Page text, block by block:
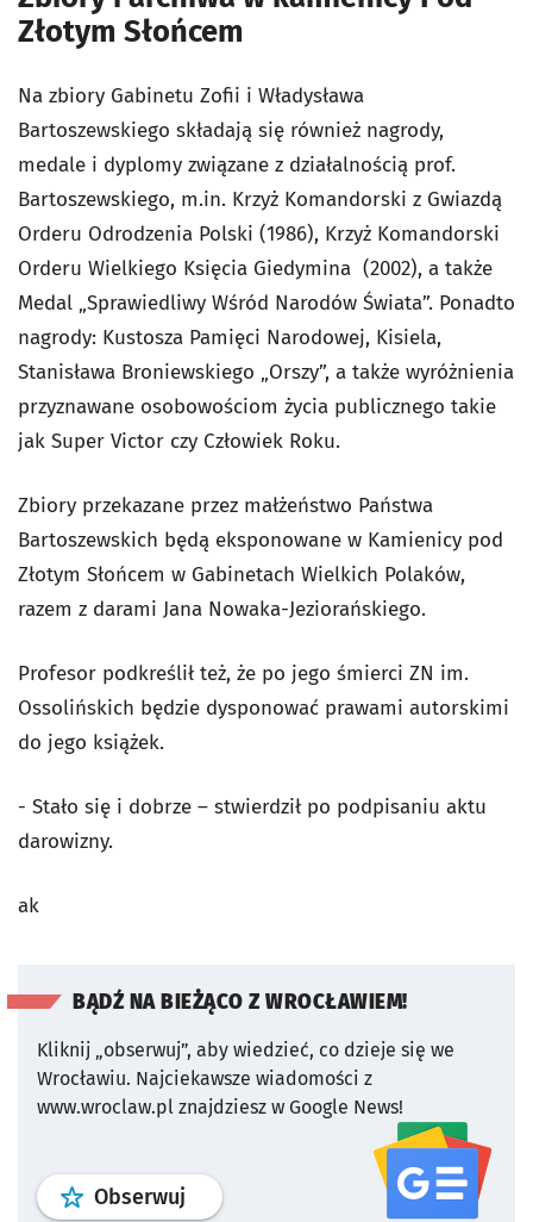
Złotym Słońcem
Na zbiory Gabinetu Zofii i Władysława
Bartoszewskiego składają się również nagrody,
medale i dyplomy związane z działalnością prof.
Bartoszewskiego, m.in. Krzyż Komandorski z Gwiazdą
Orderu Odrodzenia Polski (1986), Krzyż Komandorski
Orderu Wielkiego Księcia Giedymina (2002), a także
Medal „Sprawiedliwy Wśród Narodów Świata”. Ponadto
nagrody: Kustosza Pamięci Narodowej, Kisiela,
Stanisława Broniewskiego „Orszy”, a także wyróżnienia
przyznawane osobowościom życia publicznego takie
jak Super Victor czy Człowiek Roku.
Zbiory przekazane przez małżeństwo Państwa
Bartoszewskich będą eksponowane w Kamienicy pod
Złotym Słońcem w Gabinetach Wielkich Polaków,
razem z darami Jana Nowaka-Jeziorańskiego.
Profesor podkreślił też, że po jego śmierci ZN im.
Ossolińskich będzie dysponować prawami autorskimi
do jego książek.
- Stało się i dobrze – stwierdził po podpisaniu aktu
darowizny.
ak
BĄDŹ NA BIEŻĄCO Z WROCŁAWIEM!
Kliknij „obserwuj”, aby wiedzieć, co dzieje się we
Wrocławiu. Najciekawsze wiadomości z
www.wroclaw.pl znajdziesz w Google News!
Obserwuj profil serwisu